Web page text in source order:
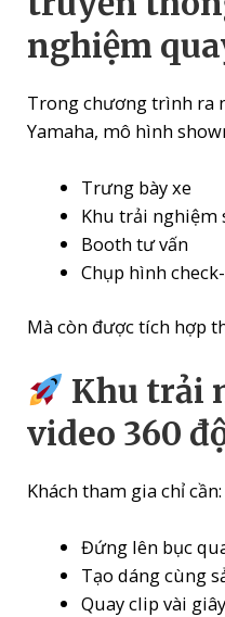
nghiệm
Trong chương trình ra
Yamaha, mô hình
Trưng bày xe
Khu trải nghiệm
Booth tư vấn
Chụp hình
Mà còn được tích hợp
Khu trải
video 360
Khách tham gia chỉ cần:
Đứng lên bục
Tạo dáng cùng
Quay clip vài giây